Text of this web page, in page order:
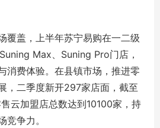
覆盖，上半年苏宁易购在一二级
Max、Suning Pro门店，
消费体验。在县镇市场，推进零
，二季度新开297家店面，截至
云加盟店总数达到10100家，持
竞争力。